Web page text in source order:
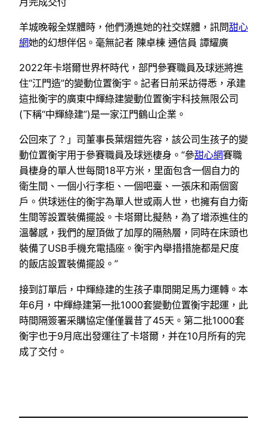
羊城晚報全媒體時，他們湧進她的社交媒體，訊問甜心
網她的幻想伴侶。毫無記者 陳卓棟 通信員 譚耀廣
2022年卡塔爾世界杯時代，部門參賽職員及球迷將進
住“江門造”的變動位置衡宇。記者日前采訪得悉，承建
這批衡宇的廣東中輝綠建變動位置衡宇科技無限公司
(下稱“中輝綠建”)是一家江門鶴山企業。
公回來了？」司董事長葉熠鎧先容，該公司生孩子的變
動位置衡宇用于參賽職員及球迷棲身。“參甜心網賽職
員棲身的單人世每間18平方米，里面包含一個自力的
衛生間、一個小行李柜、一個吧臺、一張床和兩個窗
戶。供球迷住的衡宇為單人世或兩人世，也擁有自力衛
生間等設置裝備擺設。卡塔爾比擬熱，為了增添進住的
溫馨感，我們的屋頂做了加厚的隔熱層，同時在床頭也
裝備了USB手機充電插座。衡宇內舉措措施都是尺度
的飯店設置裝備擺設。”
接到訂單后，中輝綠建的生孩子車間開足馬力運轉。本
年6月，中輝綠建第一批1000套變動位置衡宇起運，此
時間隔簽署采購協定僅僅曩昔了45天。第二批1000套
衡宇也于9月底出發運往了卡塔爾，并在10月所有的完
成了交付。